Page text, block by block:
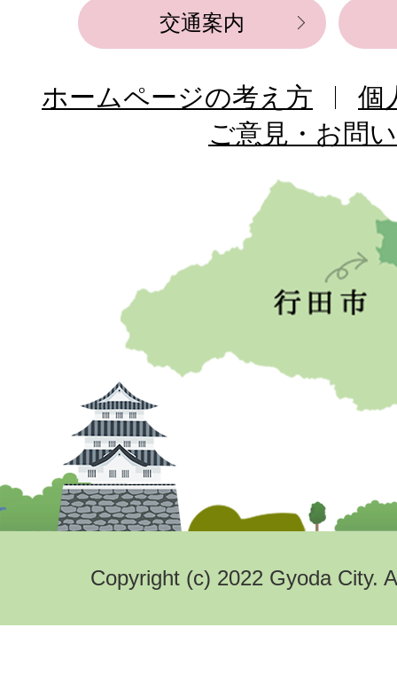
交通案内
ホームページの考え方
個
ご意見・お問
Copyright (c) 2022 Gyoda City.